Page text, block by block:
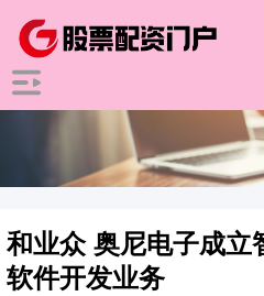
和业众 奥尼电子成立
软件开发业务